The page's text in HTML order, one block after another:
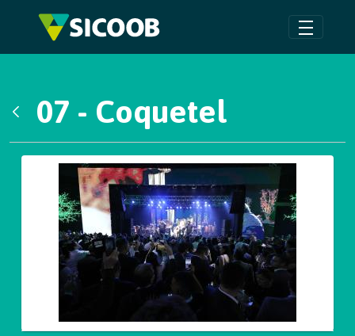
Pular para o Conteúdo principal
07 - Coquetel
Galeria de Mídias